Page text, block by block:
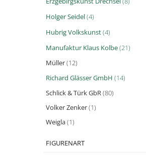
Holger Seidel(4)
Hubrig Volkskunst(4)
Manufaktur Klaus Kolbe(21)
Müller(12)
Richard Glässer GmbH (14)
Schlick & Türk GbR(80)
Volker Zenker(1)
Weigla(1)
FIGURENART